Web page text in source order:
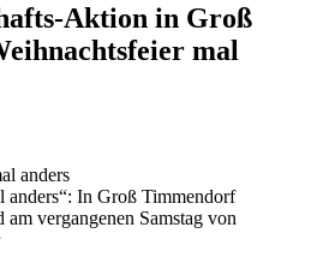
Aktion in Groß
mal
anders“: In Groß Timmendorf
vergangenen Samstag von